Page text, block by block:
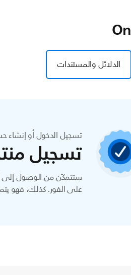
الدلائل والمستندات
تسجيل الدخول أو إنشاء
تسجيل
ستتمكّن من الوصول إلى
على الفور. كذلك، فهو